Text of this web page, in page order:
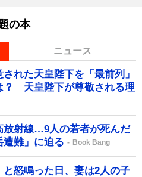
の本
ニュース
れた天皇陛下を「最前列」
？ 天皇陛下が尊敬される理
放射線…9人の若者が死んだ
遭難」に迫る
Book Bang
と怒鳴った日、妻は2人の子